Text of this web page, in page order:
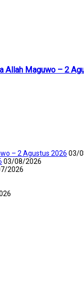
Allah Maguwo – 2
– 2 Agustus 2026 03/
03/08/2026
2026